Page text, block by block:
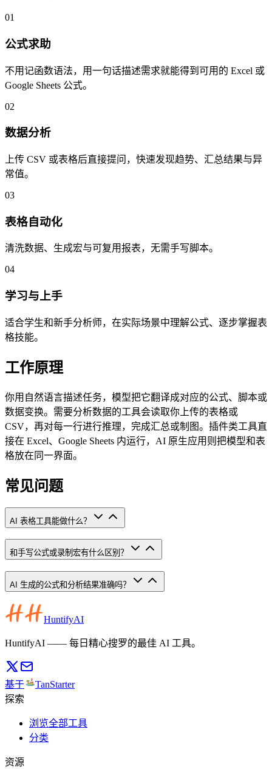
01
公式求助
不用记函数语法，用一句话描述需求就能得到可用的 Excel 或
Google Sheets 公式。
02
数据分析
上传 CSV 或表格后直接提问，快速发现趋势、汇总结果与异
常值。
03
表格自动化
清洗数据、生成宏与可复用报表，无需手写脚本。
04
学习与上手
适合学生和新手分析师，在实际场景中理解公式、逐步掌握表
格技能。
工作原理
你用自然语言描述任务，模型把它翻译成对应的公式、脚本或
数据变换。需要分析数据的工具会读取你上传的表格或
CSV，再对每一行进行推理，完成汇总或制图。插件类工具直
接在 Excel、Google Sheets 内运行，AI 原生应用则把模型和表
格放在同一界面。
常见问题
AI 表格工具能做什么？
和手写公式或录制宏有什么区别？
AI 生成的公式和分析结果准确吗？
HuntifyAI
HuntifyAI —— 每日精心搜罗的最佳 AI 工具。
基于
TanStarter
探索
浏览全部工具
分类
资源